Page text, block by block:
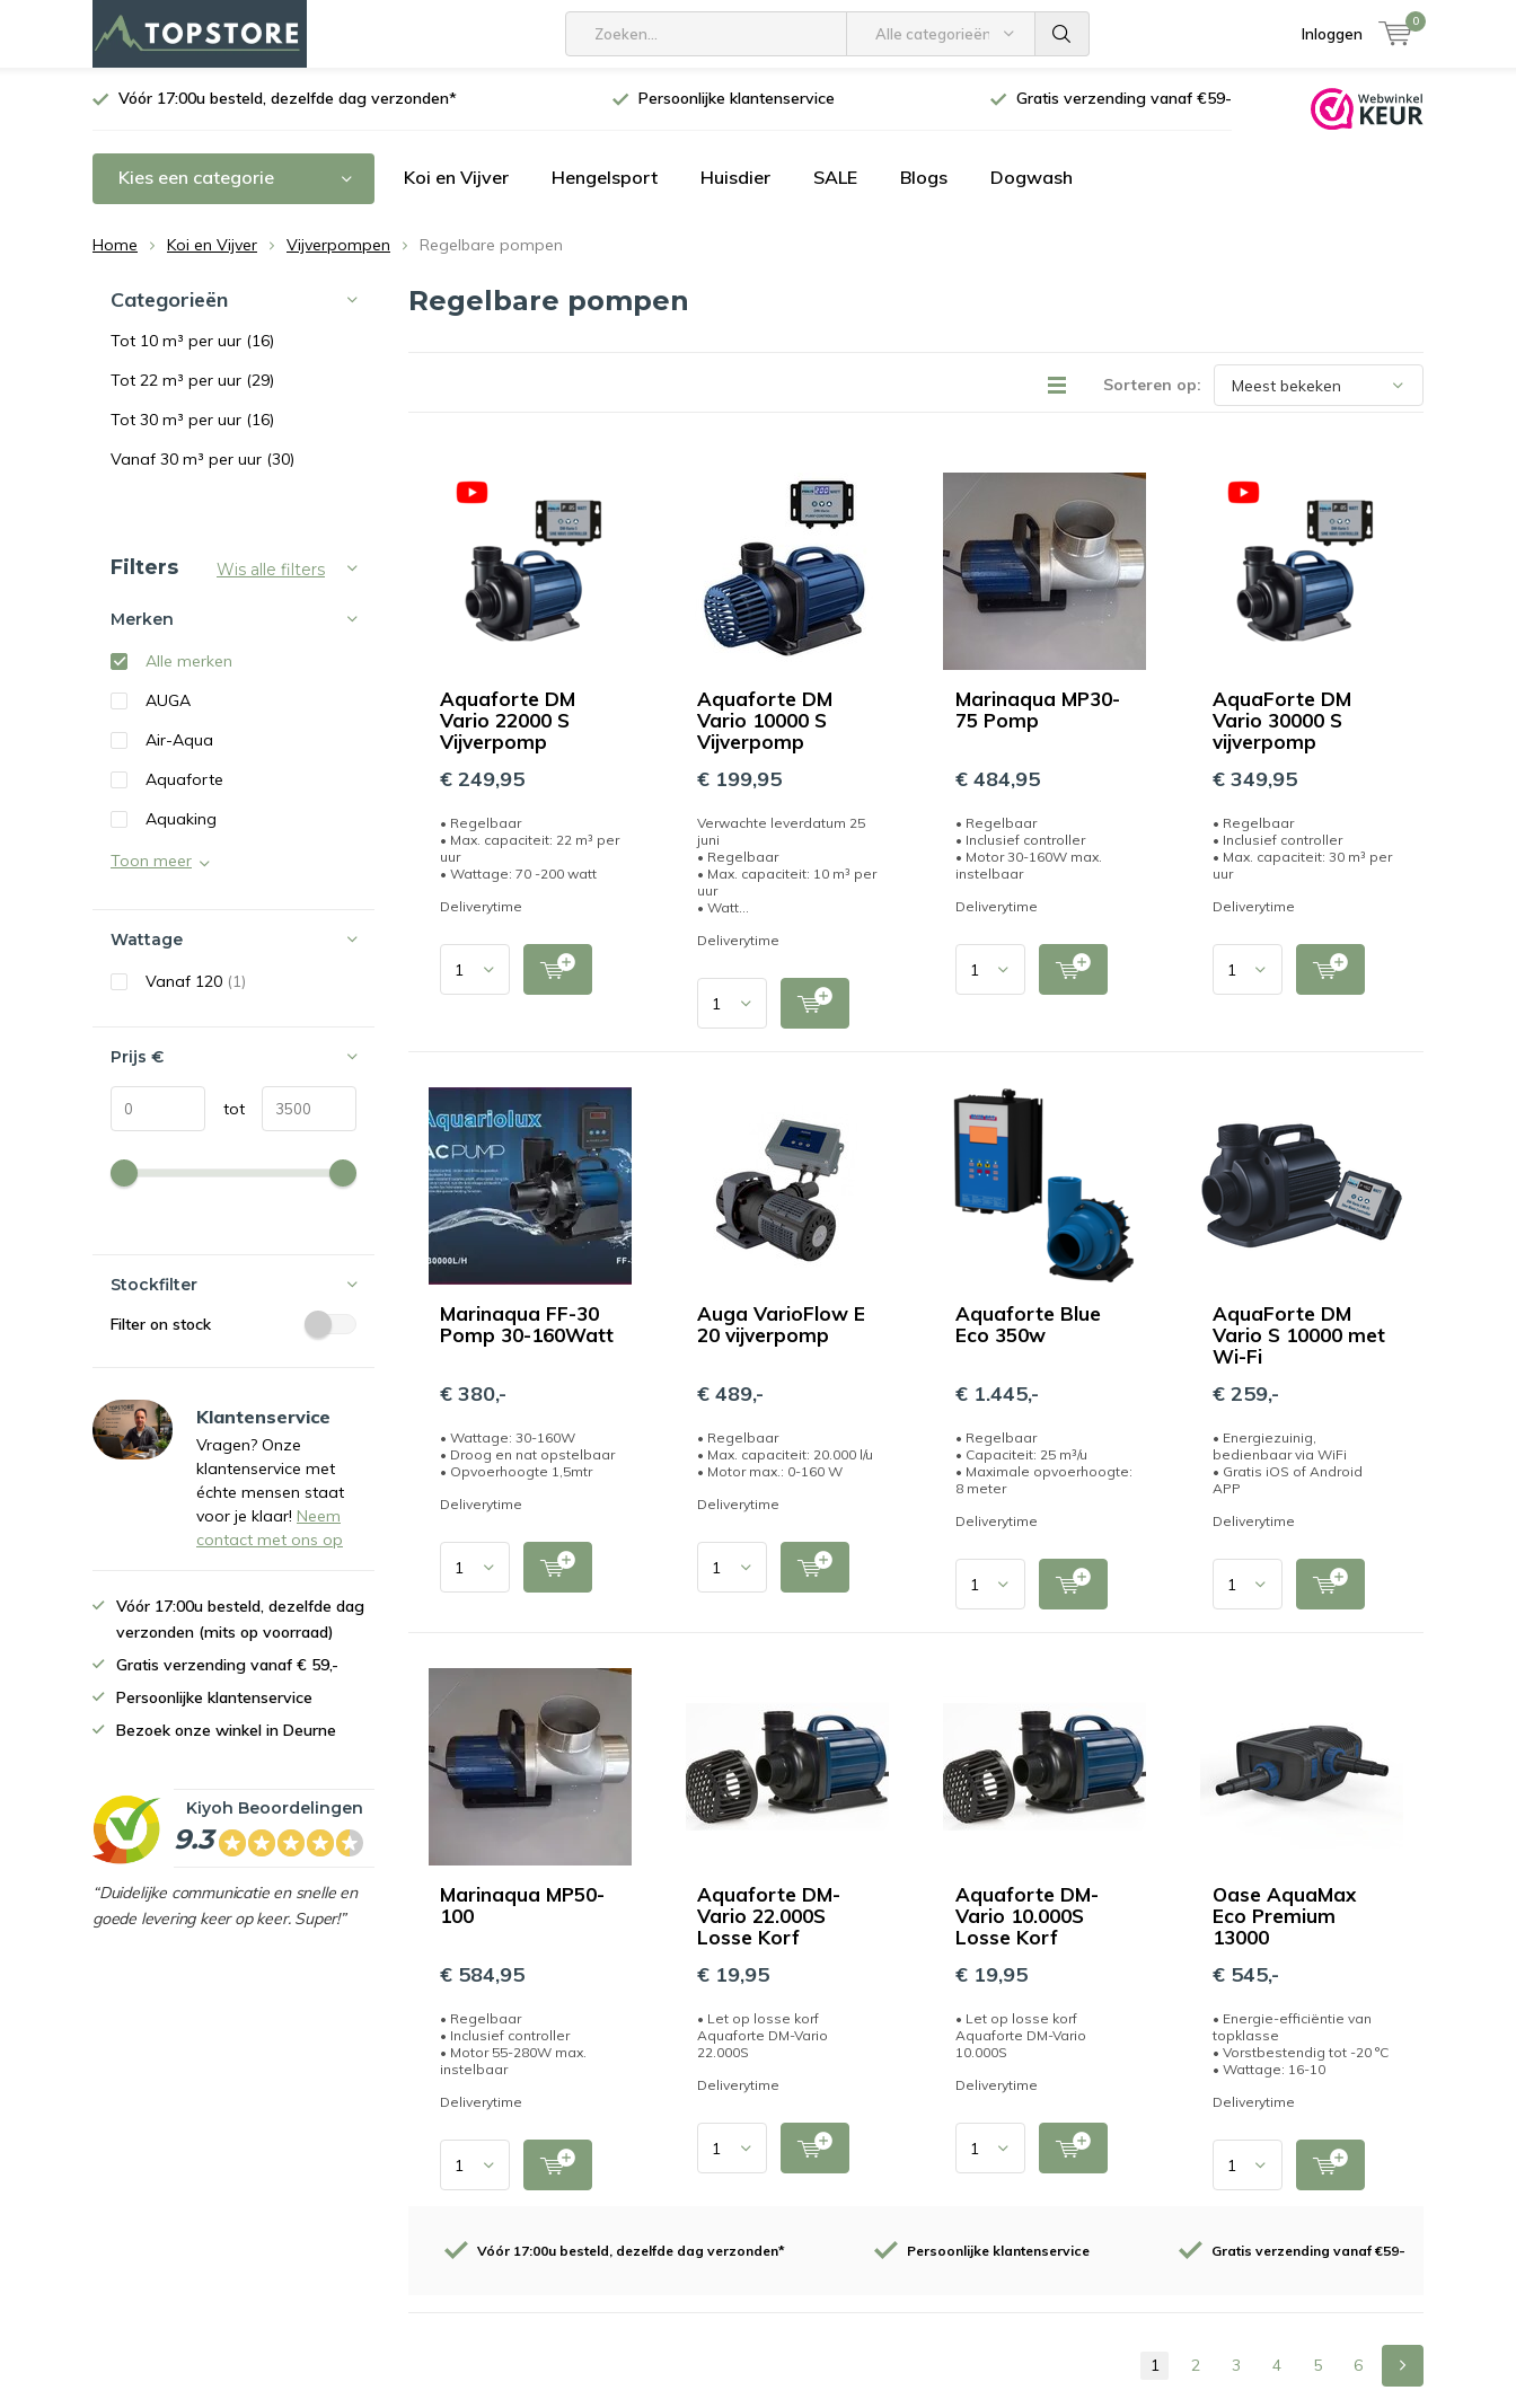
Alle categorieën Inloggen
0
Vóór 17:00u besteld, dezelfde dag verzonden* Persoonlijke klantenservice Gratis verzending vanaf €59-
Kies een categorie Koi en Vijver Hengelsport Huisdier SALE Blogs Dogwash
Home Koi en Vijver Vijverpompen Regelbare pompen
Regelbare pompen
Sorteren op:
Aquaforte DM
Vario 22000 S
Vijverpomp
€ 249,95
• Regelbaar
• Max. capaciteit: 22 m³ per
uur
• Wattage: 70 -200 watt
Deliverytime
Aquaforte DM
Vario 10000 S
Vijverpomp
€ 199,95
Verwachte leverdatum 25
juni
• Regelbaar
• Max. capaciteit: 10 m³ per
uur
• Watt...
Deliverytime
Marinaqua MP30-
75 Pomp
€ 484,95
• Regelbaar
• Inclusief controller
• Motor 30-160W max.
instelbaar
Deliverytime
AquaForte DM
Vario 30000 S
vijverpomp
€ 349,95
• Regelbaar
• Inclusief controller
• Max. capaciteit: 30 m³ per
uur
Deliverytime
Marinaqua FF-30
Pomp 30-160Watt
€ 380,-
• Wattage: 30-160W
• Droog en nat opstelbaar
• Opvoerhoogte 1,5mtr
Deliverytime
Auga VarioFlow E
20 vijverpomp
€ 489,-
• Regelbaar
• Max. capaciteit: 20.000 l/u
• Motor max.: 0-160 W
Deliverytime
Aquaforte Blue
Eco 350w
€ 1.445,-
• Regelbaar
• Capaciteit: 25 m³/u
• Maximale opvoerhoogte:
8 meter
Deliverytime
AquaForte DM
Vario S 10000 met
Wi-Fi
€ 259,-
• Energiezuinig,
bedienbaar via WiFi
• Gratis iOS of Android
APP
Deliverytime
Marinaqua MP50-
100
€ 584,95
• Regelbaar
• Inclusief controller
• Motor 55-280W max.
instelbaar
Deliverytime
Aquaforte DM-
Vario 22.000S
Losse Korf
€ 19,95
• Let op losse korf
Aquaforte DM-Vario
22.000S
Deliverytime
Aquaforte DM-
Vario 10.000S
Losse Korf
€ 19,95
• Let op losse korf
Aquaforte DM-Vario
10.000S
Deliverytime
Oase AquaMax
Eco Premium
13000
€ 545,-
• Energie-efficiëntie van
topklasse
• Vorstbestendig tot -20 °C
• Wattage: 16-10
Deliverytime
Vóór 17:00u besteld, dezelfde dag verzonden* Persoonlijke klantenservice Gratis verzending vanaf €59-
1 2 3 4 5 6
Categorieën
Tot 10 m³ per uur (16)
Tot 22 m³ per uur (29)
Tot 30 m³ per uur (16)
Vanaf 30 m³ per uur (30)
Sorteren op:
Filters Wis alle filters
Merken
Alle merken
AUGA
Air-Aqua
Aquaforte
Aquaking
Toon meer
Wattage
Vanaf 120 (1)
Prijs €
tot
Stockfilter
Filter on stock
Klantenservice
Vragen? Onze
klantenservice met
échte mensen staat
voor je klaar! Neem
contact met ons op
Vóór 17:00u besteld, dezelfde dag
verzonden (mits op voorraad)
Gratis verzending vanaf € 59,-
Persoonlijke klantenservice
Bezoek onze winkel in Deurne
9.3
Kiyoh Beoordelingen
“Duidelijke communicatie en snelle en
goede levering keer op keer. Super!”